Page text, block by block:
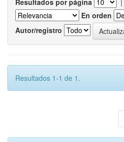
Resultados por página |
En orden
Autor/registro
Resultados 1-1 de 1.